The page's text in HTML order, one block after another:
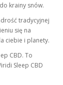
krainy snów.
tradycyjnej
się na
ciebie i planety.
CBD. To
Sleep CBD